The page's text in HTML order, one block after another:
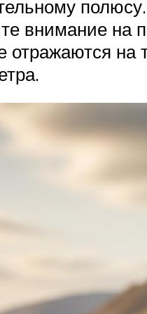
полюсу.
внимание на
отражаются на